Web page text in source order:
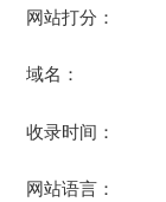
网站打分：
域名：
收录时间：
网站语言：